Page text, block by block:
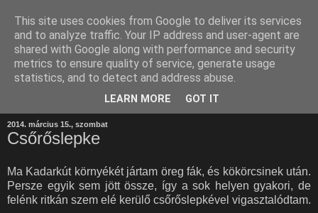
2014. március 15., szombat
Csőrőslepke
Ma Kadarkút környékét jártam öreg fák, és kökörcsinek után.
Persze egyik sem jött össze, így a sok helyen gyakori, de
felénk ritkán szem elé kerülő csőrőslepkével vigasztalódtam.
This site uses cookies from Google to deliver its services
and to analyze traffic. Your IP address and user-agent are
shared with Google along with performance and security
metrics to ensure quality of service, generate usage
statistics, and to detect and address abuse.
LEARN MORE GOT IT